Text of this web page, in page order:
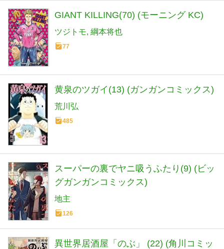
GIANT KILLING(70) (モーニング KC)
ツジトモ 綱本将也
77
黄泉のツガイ(13) (ガンガンコミックス)
荒川弘
485
スーパーの裏でヤニ吸うふたり(9) (ビッ
グガンガンコミックス)
地主
126
異世界居酒屋「のぶ」 (22) (角川コミッ